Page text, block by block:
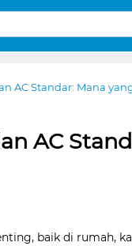
AC Standar: Mana
AC
baik di rumah,